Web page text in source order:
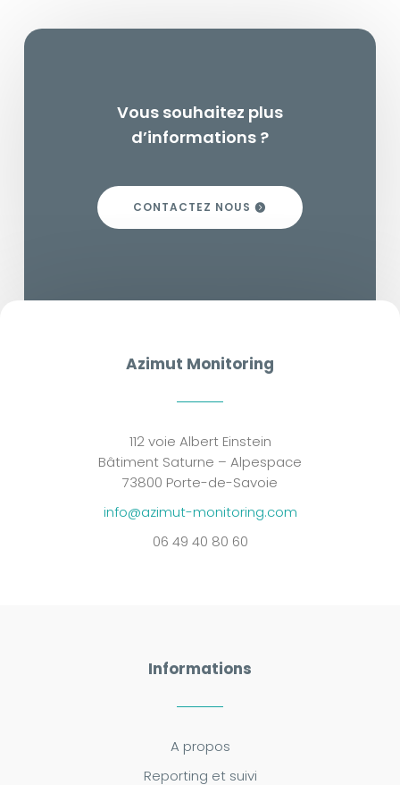
Vous souhaitez plus
d’informations ?
CONTACTEZ NOUS
Azimut Monitoring
112 voie Albert Einstein
Bâtiment Saturne – Alpespace
73800 Porte-de-Savoie
info@azimut-monitoring.com
06 49 40 80 60
Informations
A propos
Reporting et suivi